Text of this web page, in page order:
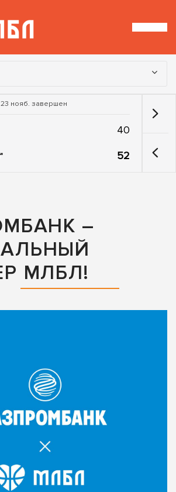
23 нояб. завершен
40
52
–
МЛБЛ!